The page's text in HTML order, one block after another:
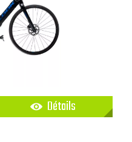
Détails